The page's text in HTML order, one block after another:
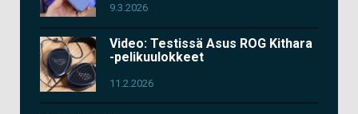
9.3.2026
Video: Testissä Asus ROG Kithara
-pelikuulokkeet
11.2.2026